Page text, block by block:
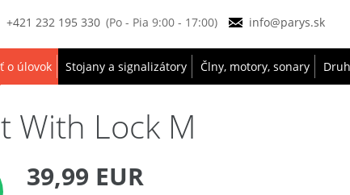
+421 232 195 330 (Po - Pia 9:00 - 17:00) info@parys.sk
o úlovok Stojany a signalizátory Člny, motory, sonary
With Lock M
39,99 EUR